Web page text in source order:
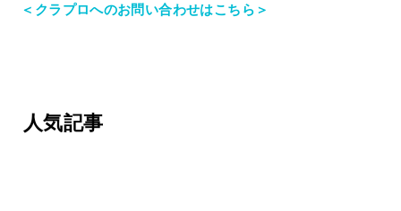
＜クラプロへのお問い合わせはこちら＞
人気記事